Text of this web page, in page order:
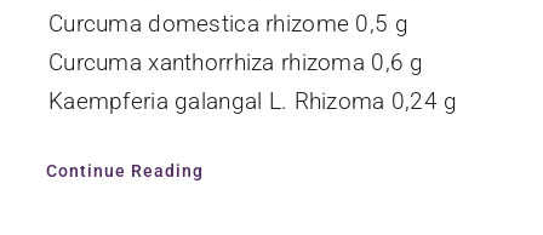
Curcuma domestica rhizome 0,5 g
Curcuma xanthorrhiza rhizoma 0,6 g
Kaempferia galangal L. Rhizoma 0,24 g
Continue Reading